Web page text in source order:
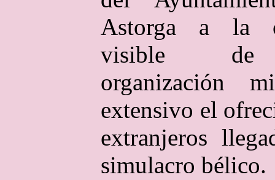
Astorga a la
visible
organización
extensivo el
extranjeros
simulacro bélico.